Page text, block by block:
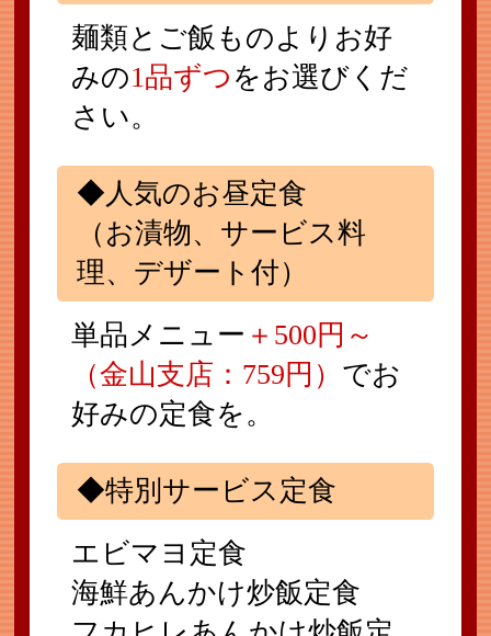
麺類とご飯ものよりお好
みの1品ずつ をお選びくだ
さい。
◆人気のお昼定食
（お漬物、サービス料
理、デザート付）
単品メニュー ＋500円～
（金山支店：759円） でお
好みの定食を。
◆特別サービス定食
エビマヨ定食
海鮮あんかけ炒飯定食